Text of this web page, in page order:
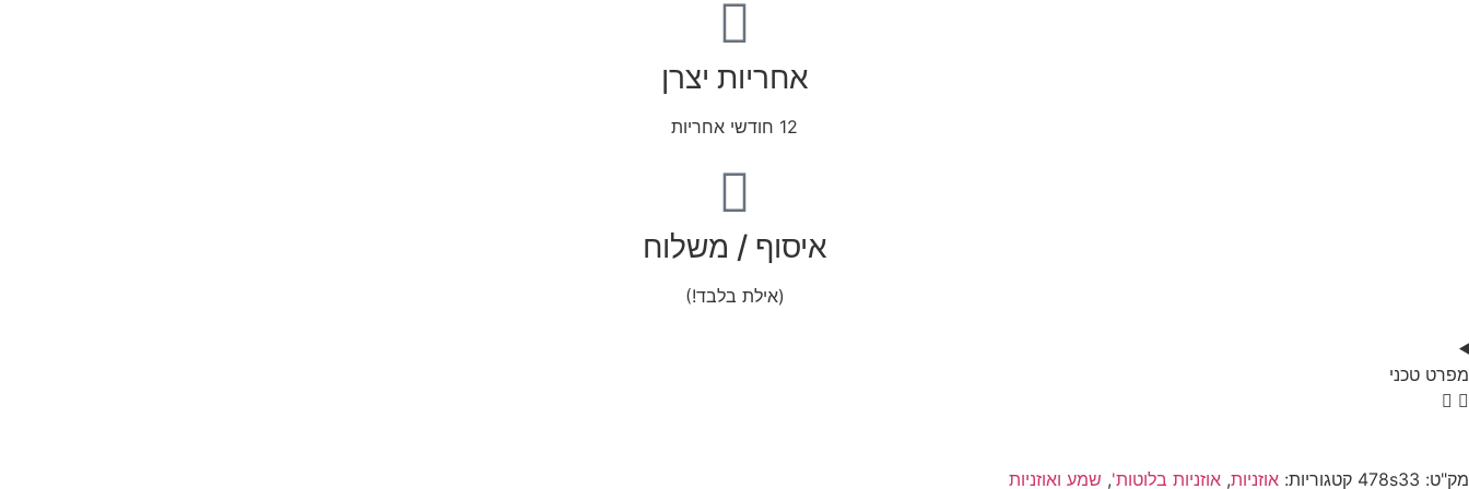
אחריות יצרן
12 חודשי אחריות
איסוף / משלוח
(אילת בלבד!)
מפרט טכני
מק"ט: 478s33 קטגוריות: אוזניות, אוזניות בלוטות', שמע ואוזניות